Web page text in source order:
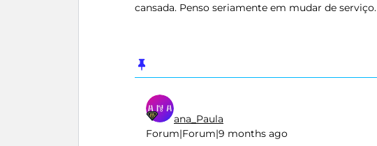
cansada. Penso seriamente em mudar de serviço.
ana_Paula
Forum|Forum|9 months ago